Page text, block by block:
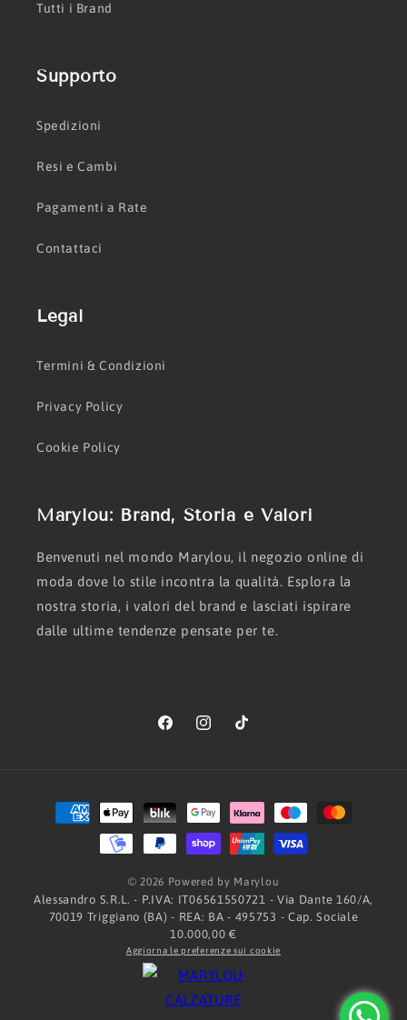
Tutti i Brand
Supporto
Spedizioni
Resi e Cambi
Pagamenti a Rate
Contattaci
Legal
Termini & Condizioni
Privacy Policy
Cookie Policy
Marylou: Brand, Storia e Valori
Benvenuti nel mondo Marylou, il negozio online di
moda dove lo stile incontra la qualità. Esplora la
nostra storia, i valori del brand e lasciati ispirare
dalle ultime tendenze pensate per te.
FacebookInstagramTikTok
Metodi
di
pagamento
© 2026 Powered by Marylou
Alessandro S.R.L. - P.IVA: IT06561550721 - Via Dante 160/A,
70019 Triggiano (BA) - REA: BA - 495753 - Cap. Sociale
10.000,00 €
Aggiorna le preferenze sui cookie